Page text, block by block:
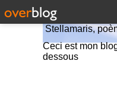
Stellamaris,
Ceci est mon
dessous